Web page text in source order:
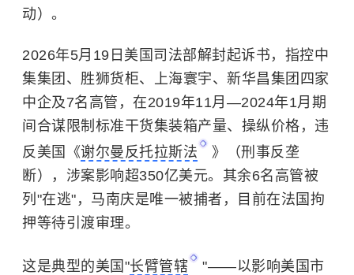
动）。
2026年5月19日美国司法部解封起诉书，指控中
集集团、胜狮货柜、上海寰宇、新华昌集团四家
中企及7名高管，在2019年11月—2024年1月期
间合谋限制标准干货集装箱产量、操纵价格，违
反美国《谢尔曼反托拉斯法
》（刑事反垄
断），涉案影响超350亿美元。其余6名高管被
列"在逃"，马南庆是唯一被捕者，目前在法国拘
押等待引渡审理。
这是典型的美国"长臂管辖
"——以影响美国市